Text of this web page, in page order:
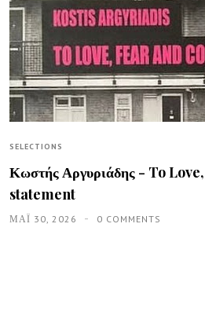
SELECTIONS
Κωστής Αργυριάδης - To
statement
ΜΑΪ́ 30, 2026 0 COMMENTS